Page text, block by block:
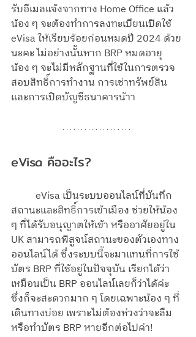
รับอีเมลแจ้งจากทาง Home Office แล้ว
น้อง ๆ จะต้องทำการลงทะเบียนเปิดใช้
eVisa ให้เรียบร้อยก่อนหมดปี 2024 ด้วย
นะคะ ไม่อย่างนั้นหาก BRP หมดอายุ
น้อง ๆ จะไม่มีหลักฐานที่ใช้ในการตรวจ
สอบสิทธิ์การทำงาน การเช่าทรัพย์สิน
และการเปิดบัญชีธนาคารน้าา
eVisa คืออะไร?
สถานะและสิทธิ์การเข้าเมือง ช่วยให้น้อง
ๆ ที่ได้รับอนุญาตให้เข้า หรืออาศัยอยู่ใน
UK สามารถพิสูจน์สถานะของตัวเองทาง
ออนไลน์ได้ ซึ่งระบบนี้จะมาแทนที่การใช้
บัตร BRP ที่ใช้อยู่ในปัจจุบัน เรียกได้ว่า
เหมือนเป็น BRP ออนไลน์เลยก็ว่าได้ค่ะ
ซึ่งก็จะสะดวกมาก ๆ โดยเฉพาะน้อง ๆ ที่
เดินทางบ่อย เพราะไม่ต้องห่วงว่าจะลืม
หรือทำบัตร BRP หายอีกต่อไปค่า!